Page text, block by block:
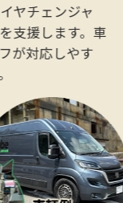
ヤチェンジャ
支援します。車
が対応しやす